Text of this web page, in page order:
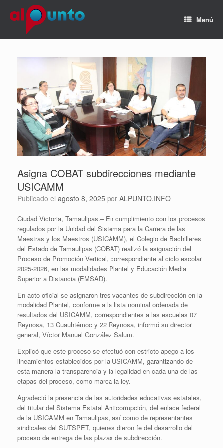
Menú
Asigna COBAT subdirecciones mediante
USICAMM
Publicado el agosto 8, 2025 por ALPUNTO.INFO
Ciudad Victoria, Tamaulipas.– En cumplimiento con los procesos
regulados por la Unidad del Sistema para la Carrera de las
Maestras y los Maestros (USICAMM), el Colegio de Bachilleres
del Estado de Tamaulipas (COBAT) realizó la asignación del
Proceso de Promoción Vertical, correspondiente al ciclo escolar
2025-2026, en las modalidades Plantel y Educación Media
Superior a Distancia (EMSAD).
En acto oficial se asignaron tres vacantes de subdirección en la
modalidad Plantel, conforme a la lista nominal ordenada de
resultados del USICAMM, correspondientes a las escuelas 07
Reynosa, 13 Cuauhtémoc y 22 Reynosa, informó su director
general, Víctor Manuel González Salum.
Explicó que este proceso se efectuó con estricto apego a los
lineamientos establecidos por la USICAMM, garantizando de
esta manera la transparencia y la legalidad en cada una de las
etapas del proceso, como marca la ley.
Agradeció la presencia de las autoridades educativas estatales,
del titular del Sistema Estatal Anticorrupción, del enlace federal
de la USICAMM en Tamaulipas, así como de representantes
sindicales del SUTSPET, quienes dieron fe del desarrollo del
proceso de entrega de las plazas de subdirección.